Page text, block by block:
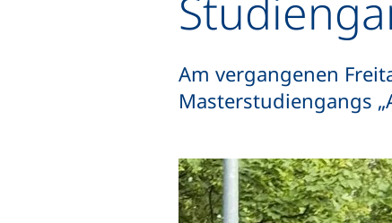
Am vergangenen
Masterstudiengangs